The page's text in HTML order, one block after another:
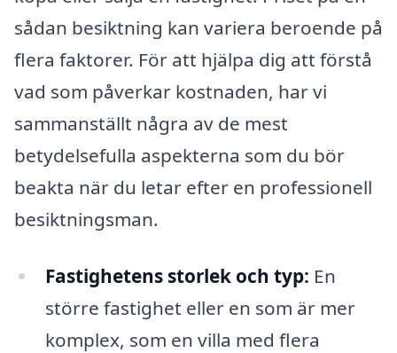
sådan besiktning kan variera beroende på
flera faktorer. För att hjälpa dig att förstå
vad som påverkar kostnaden, har vi
sammanställt några av de mest
betydelsefulla aspekterna som du bör
beakta när du letar efter en professionell
besiktningsman.
Fastighetens storlek och typ: En
större fastighet eller en som är mer
komplex, som en villa med flera